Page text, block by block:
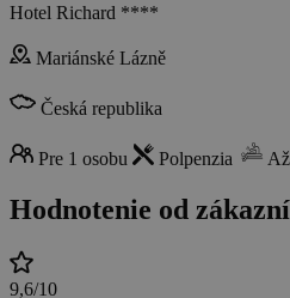
Hotel Richard ****
Mariánské Lázně
Česká republika
Pre 1 osobu Polpenzia
Hodnotenie od
9,6/10